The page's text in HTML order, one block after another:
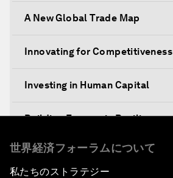
A New Global Trade Map
Innovating for Competitiveness
Investing in Human Capital
Building Economic Resilience
Boosting Institutional Reforms
世界経済フォーラムについて
私たちのストラテジー